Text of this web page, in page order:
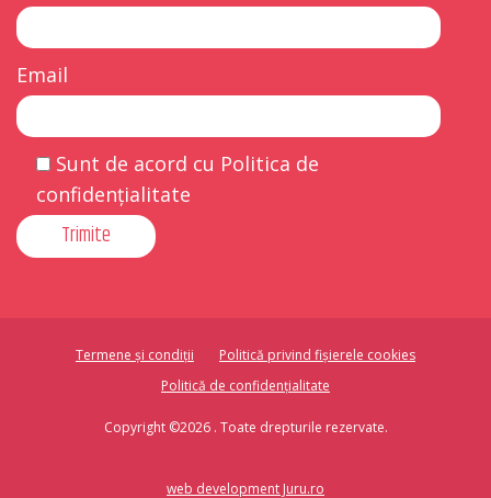
Email
Sunt de acord cu Politica de
confidențialitate
Termene și condiții
Politică privind fișierele cookies
Politică de confidențialitate
Copyright ©2026 . Toate drepturile rezervate.
web development Juru.ro